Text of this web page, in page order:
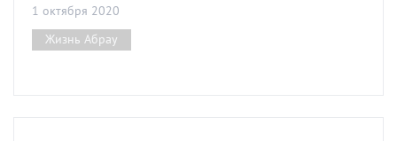
1 октября 2020
Жизнь Абрау